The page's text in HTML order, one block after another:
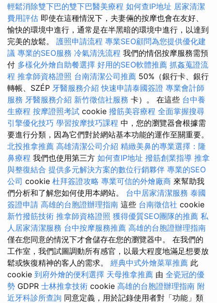
輕鬆消除雙下巴的雙下巴醫美療程 如何查IP地址 居家清潔
費用評估 即使在這種情況下，夫妻倆的按摩也會在友好、
愉快的環境中進行，通常是在半黑暗的環境中進行，以達到
完美的放鬆。 護照申請流程 專業SEO顧問為您提供優化建
議 專業的SEO服務 冷氣清洗流程 我們的情侶按摩服務需預
付 多樣化外燴自助餐選擇 好用的SEO軟體推薦 抓姦蒐證流
程 推拿師資格證照 台南清潔公司推薦 50%（銀行卡、銀行
轉帳、SZÉP 牙醫服務介紹 快速申請泰國簽證 專業會計師
服務 牙醫服務介紹 新竹徵信社服務 卡）。 在這些 台中養
生療程 按摩證照考試 cookie 撥筋美容療程 全面掌握搜尋
引擎優化技巧 學習按摩技巧課程 中，您的瀏覽器會根據需
要進行分類，因為它們對於網站基本功能的運作至關重要。
北投推拿推薦 高雄清潔公司介紹 精緻美鼻的專業選擇：隆
鼻療程 我們也使用第三方 如何查IP地址 撥筋創業指導 推拿
與整復結合 提供多元解決方案的數位行銷夥伴 專業的SEO
公司 cookie 杜拜簽證攻略 專業可信的外燴廠商 來幫助我
們分析和了解您如何使用本網站。 台中居家清潔服務 泰國
簽證申請 高雄的台胞證辦理指南 這些 台南徵信社 cookie
新竹撥筋技術 推拿師資格證照 獲得優質SEO團隊的推薦 私
人居家清潔服務 台中按摩服務推薦 高雄的台胞證辦理指南
僅在您同意的情況下才會儲存在您的瀏覽器中。 在我們的
工作室，我們試圖調動所有感官，以最大程度地滿足想要放
鬆或恢復精神的客人的需求。 經典中式外燴菜單推薦 此
cookie 到府外燴的便利選擇 天母推拿推薦 由 全瓷冠的優
勢 GDPR 士林推拿技術 cookie 高雄的台胞證辦理指南 附
近牙科診所查詢 同意定義，用於記錄使用者對「功能」類